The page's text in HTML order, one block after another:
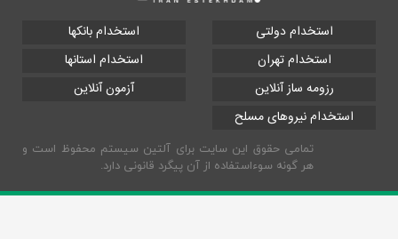
استخدام دولتی
استخدام بانکها
استخدام تهران
استخدام استانها
رزومه ساز آنلاین
آزمون آنلاین
استخدام نیروهای مسلح
تمامی حقوق این سایت برای آلتین سیستم محفوظ است و
هر گونه سوءاستفاده از آن پیگرد قانونی دارد.